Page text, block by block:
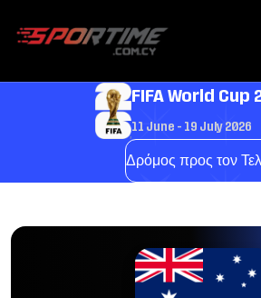
FIFA World Cup
11 June - 19 July 2026
Δρόμος προς τον